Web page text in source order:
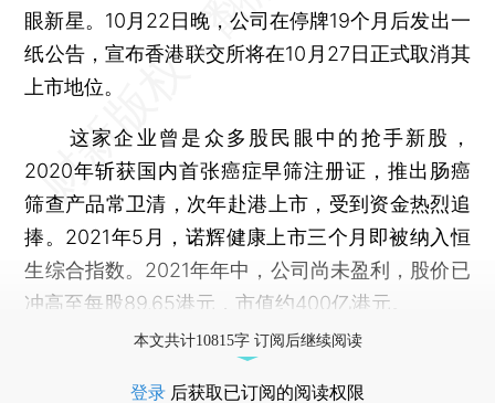
眼新星。10月22日晚，公司在停牌19个月后发出一
纸公告，宣布香港联交所将在10月27日正式取消其
上市地位。
这家企业曾是众多股民眼中的抢手新股，
2020年斩获国内首张癌症早筛注册证，推出肠癌
筛查产品常卫清，次年赴港上市，受到资金热烈追
捧。2021年5月，诺辉健康上市三个月即被纳入恒
生综合指数。2021年年中，公司尚未盈利，股价已
冲高至每股89.65港元，市值约400亿港元。
本文共计10815字 订阅后继续阅读
登录 后获取已订阅的阅读权限